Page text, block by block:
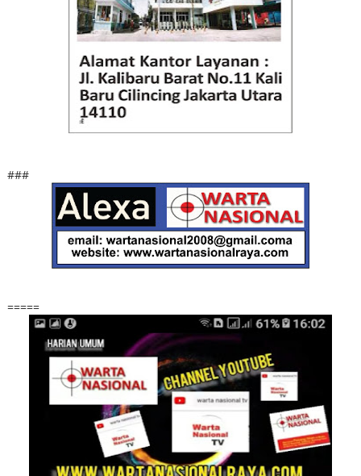
###
=====